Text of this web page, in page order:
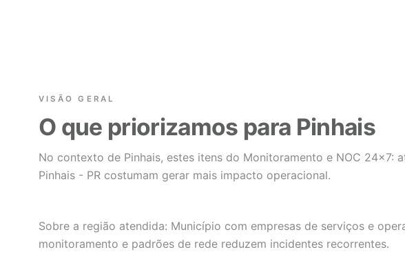
VISÃO GERAL
O que priorizamos para Pinhais
No contexto de Pinhais, estes itens do Monitoramento e NOC 24×7:
Pinhais - PR costumam gerar mais impacto operacional.
Sobre a região atendida: Município com empresas de serviços e
monitoramento e padrões de rede reduzem incidentes recorrentes.